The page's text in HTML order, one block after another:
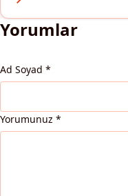
Yorumlar
Ad Soyad *
Yorumunuz *